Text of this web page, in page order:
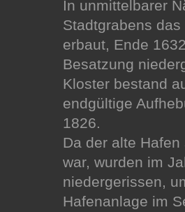
In unmittelbarer
Stadtgrabens
erbaut, Ende
Besatzung
Kloster bestand
endgültige
1826.
Da der alte
war, wurden im
niedergerissen,
Hafenanlage im